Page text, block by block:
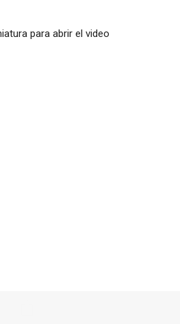
para abrir el video